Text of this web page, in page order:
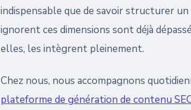
indispensable que de savoir structurer
ignorent ces dimensions sont déjà
elles, les intègrent pleinement.
Chez nous, nous accompagnons
plateforme de génération de contenu